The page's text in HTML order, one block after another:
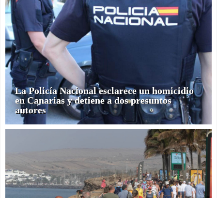
La Policía Nacional esclarece un homicidio
en Canarias y detiene a dos presuntos
autores